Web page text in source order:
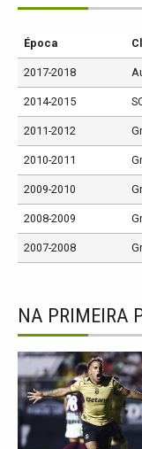
Época
2017-2018
2014-2015
2011-2012
2010-2011
2009-2010
2008-2009
2007-2008
NA PRIMEIRA